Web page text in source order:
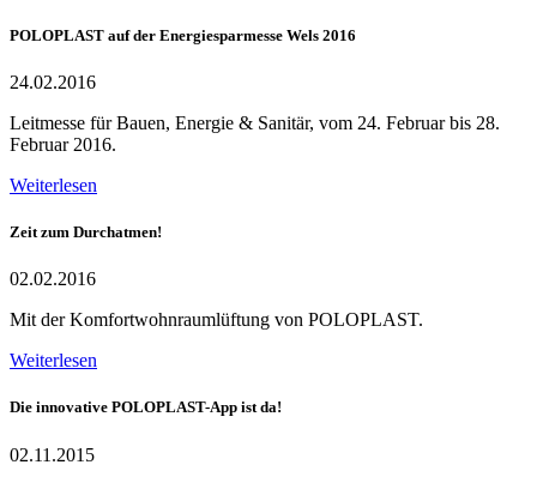
POLOPLAST auf der Energiesparmesse Wels 2016
24.02.2016
Leitmesse für Bauen, Energie & Sanitär, vom 24. Februar bis 28.
Februar 2016.
Weiterlesen
Zeit zum Durchatmen!
02.02.2016
Mit der Komfortwohnraumlüftung von POLOPLAST.
Weiterlesen
Die innovative POLOPLAST-App ist da!
02.11.2015